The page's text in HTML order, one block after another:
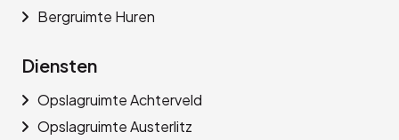
Bergruimte Huren
Diensten
Opslagruimte Achterveld
Opslagruimte Austerlitz